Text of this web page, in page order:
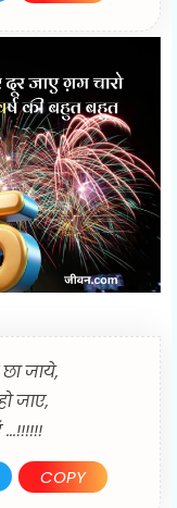
जाये,
जाए,
COPY